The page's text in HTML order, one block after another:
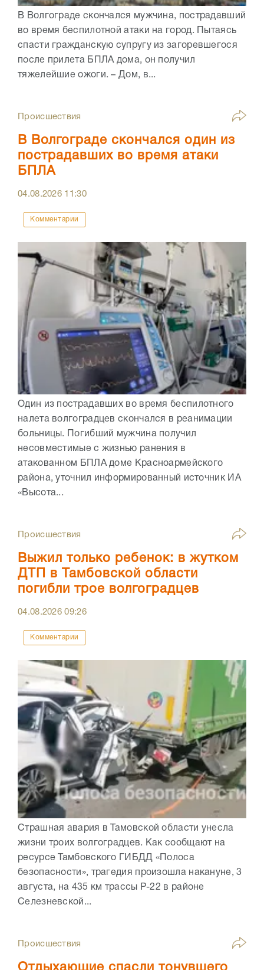
В Волгограде скончался мужчина, пострадавший
во время беспилотной атаки на город. Пытаясь
спасти гражданскую супругу из загоревшегося
после прилета БПЛА дома, он получил
тяжелейшие ожоги. – Дом, в...
Происшествия
В Волгограде скончался один из
пострадавших во время атаки
БПЛА
04.08.2026 11:30
Комментарии
Один из пострадавших во время беспилотного
налета волгоградцев скончался в реанимации
больницы. Погибший мужчина получил
несовместимые с жизнью ранения в
атакованном БПЛА доме Красноармейского
района, уточнил информированный источник ИА
«Высота...
Происшествия
Выжил только ребенок: в жутком
ДТП в Тамбовской области
погибли трое волгоградцев
04.08.202609:26
Комментарии
Страшная авария в Тамовской области унесла
жизни троих волгоградцев. Как сообщают на
ресурсе Тамбовского ГИБДД «Полоса
безопасности», трагедия произошла накануне, 3
августа, на 435 км трассы Р-22 в районе
Селезневской...
Происшествия
Отдыхающие спасли тонувшего